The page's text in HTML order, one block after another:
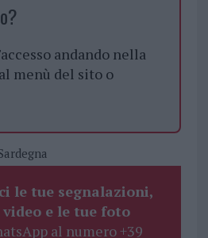
andando nella
menù del sito o
le tue segnalazioni,
e le tue foto
al numero +39